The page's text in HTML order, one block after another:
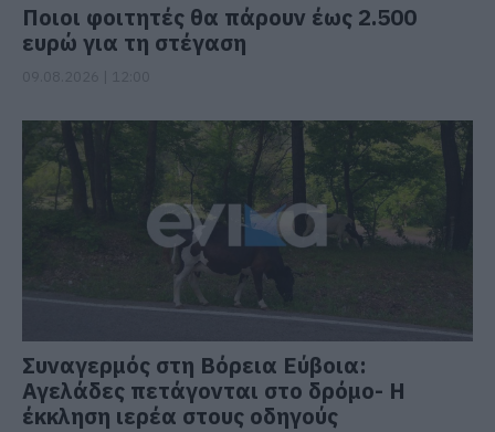
Ποιοι φοιτητές θα πάρουν έως 2.500
ευρώ για τη στέγαση
Συναγερμός στη Βόρεια Εύβοια:
Αγελάδες πετάγονται στο δρόμο- Η
έκκληση ιερέα στους οδηγούς